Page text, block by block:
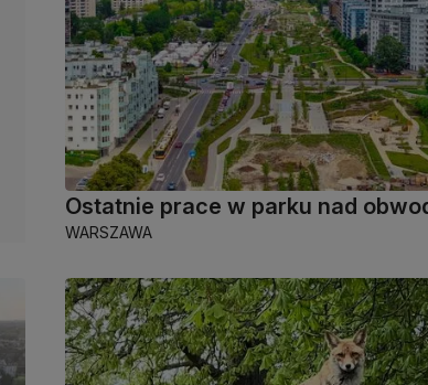
Ostatnie prace w parku nad
WARSZAWA